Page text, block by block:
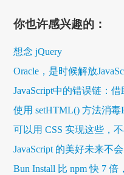
你也许感兴趣的：
想念 jQuery
Oracle，是时候解放
JavaScript中的错误链：
使用 setHTML() 方法消
可以用 CSS 实现这些，
JavaScript 的美好未来不
Bun Install 比 npm 快 7 倍